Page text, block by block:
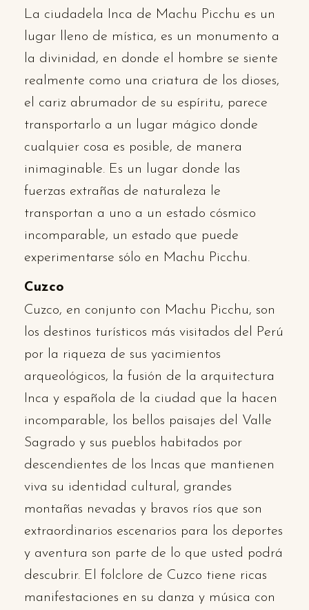
La ciudadela Inca de Machu Picchu es un
lugar lleno de mística, es un monumento a
la divinidad, en donde el hombre se siente
realmente como una criatura de los dioses,
el cariz abrumador de su espíritu, parece
transportarlo a un lugar mágico donde
cualquier cosa es posible, de manera
inimaginable. Es un lugar donde las
fuerzas extrañas de naturaleza le
transportan a uno a un estado cósmico
incomparable, un estado que puede
experimentarse sólo en Machu Picchu.
Cuzco
Cuzco, en conjunto con Machu Picchu, son
los destinos turísticos más visitados del Perú
por la riqueza de sus yacimientos
arqueológicos, la fusión de la arquitectura
Inca y española de la ciudad que la hacen
incomparable, los bellos paisajes del Valle
Sagrado y sus pueblos habitados por
descendientes de los Incas que mantienen
viva su identidad cultural, grandes
montañas nevadas y bravos ríos que son
extraordinarios escenarios para los deportes
y aventura son parte de lo que usted podrá
descubrir. El folclore de Cuzco tiene ricas
manifestaciones en su danza y música con